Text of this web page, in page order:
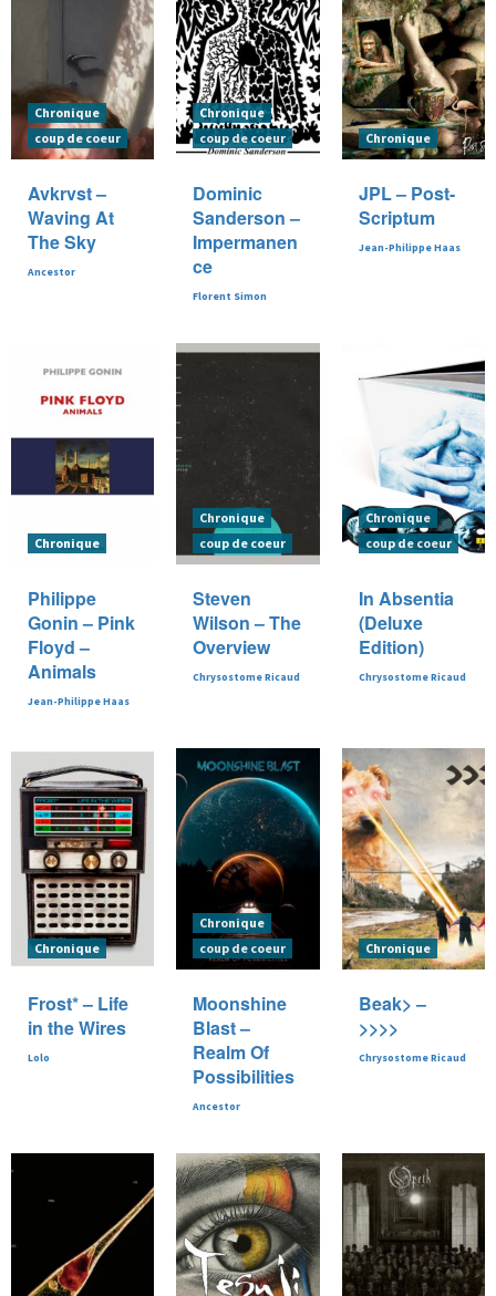
Chronique
coup de coeur
Avkrvst –
Waving At
The Sky
Ancestor
Chronique
coup de coeur
Dominic
Sanderson –
Impermanen
ce
Florent Simon
Chronique
JPL – Post-
Scriptum
Jean-Philippe Haas
Chronique
Philippe
Gonin – Pink
Floyd –
Animals
Jean-Philippe Haas
Chronique
coup de coeur
Steven
Wilson – The
Overview
Chrysostome Ricaud
Chronique
coup de coeur
In Absentia
(Deluxe
Edition)
Chrysostome Ricaud
Chronique
Frost* – Life
in the Wires
Lolo
Chronique
coup de coeur
Moonshine
Blast –
Realm Of
Possibilities
Ancestor
Chronique
Beak> –
>>>>
Chrysostome Ricaud